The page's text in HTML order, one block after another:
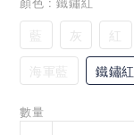
藍 灰 紅
海軍藍
鐵鏽紅
數量